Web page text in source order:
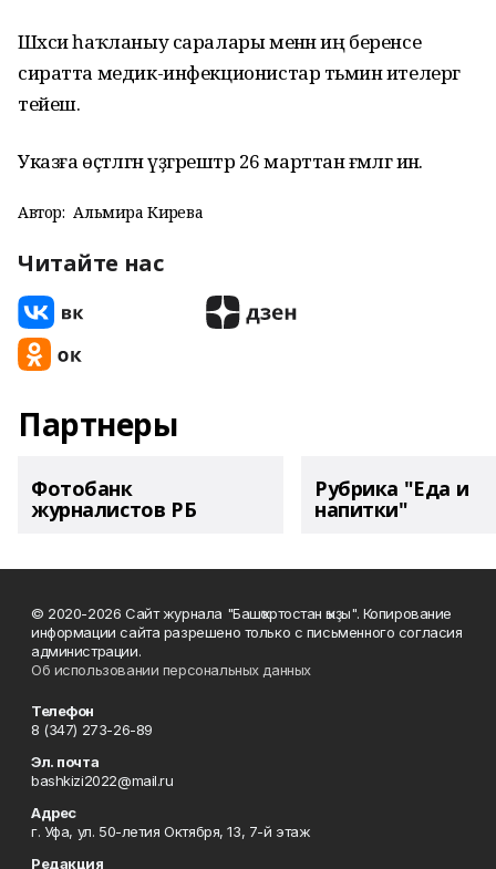
Шәхси һаҡланыу саралары менән иң беренсе
сиратта медик-инфекционистар тәьмин ителергә
тейеш.
Указға өҫтәлгән үҙгәрештәр 26 марттан ғәмәлгә инә.
Автор: Альмира Кирәева
Читайте нас
Партнеры
Фотобанк
журналистов РБ
Рубрика "Еда и
напитки"
© 2020-2026 Сайт журнала "Башҡортостан ҡыҙы". Копирование
информации сайта разрешено только с письменного согласия
администрации.
Об использовании персональных данных
Телефон
8 (347) 273-26-89
Эл. почта
bashkizi2022@mail.ru
Адрес
г. Уфа, ул. 50-летия Октября, 13, 7-й этаж
Редакция